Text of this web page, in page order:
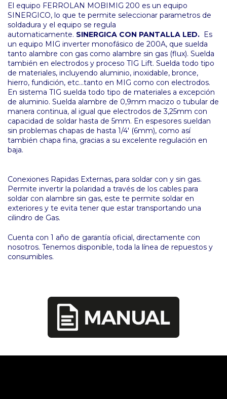
El equipo FERROLAN MOBIMIG 200 es un equipo
SINERGICO, lo que te permite seleccionar parametros de
soldadura y el equipo se regula
automaticamente. SINERGICA CON PANTALLA LED. Es
un equipo MIG inverter monofásico de 200A, que suelda
tanto alambre con gas como alambre sin gas (flux). Suelda
también en electrodos y proceso TIG Lift. Suelda todo tipo
de materiales, incluyendo aluminio, inoxidable, bronce,
hierro, fundición, etc...tanto en MIG como con electrodos.
En sistema TIG suelda todo tipo de materiales a excepción
de aluminio. Suelda alambre de 0,9mm macizo o tubular de
manera continua, al igual que electrodos de 3,25mm con
capacidad de soldar hasta de 5mm. En espesores sueldan
sin problemas chapas de hasta 1/4' (6mm), como así
también chapa fina, gracias a su excelente regulación en
baja.
Conexiones Rapidas Externas, para soldar con y sin gas.
Permite invertir la polaridad a través de los cables para
soldar con alambre sin gas, este te permite soldar en
exteriores y te evita tener que estar transportando una
cilindro de Gas.
Cuenta con 1 año de garantía oficial, directamente con
nosotros. Tenemos disponible, toda la línea de repuestos y
consumibles.